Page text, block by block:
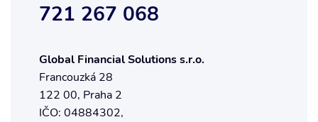
721 267 068
Global Financial Solutions s.r.o.
Francouzká 28
122 00, Praha 2
IČO: 04884302,